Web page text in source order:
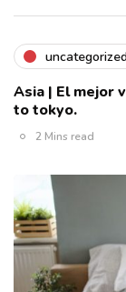
Asia | El mejor
to tokyo.
2 Mins read